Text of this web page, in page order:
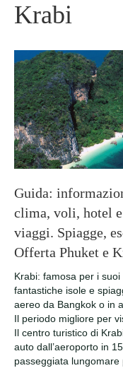
Krabi
Guida:
clima, voli, hotel
viaggi. Spiagge,
Offerta Phuket e
Krabi: famosa per i
fantastiche isole e
aereo da Bangkok o in
Il periodo migliore per
Il centro turistico di
auto dall’aeroporto in
passeggiata